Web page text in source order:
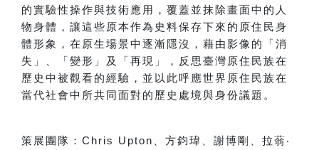
的實驗性操作與技術應用，覆蓋並抹除畫面中的人
物身體，讓這些原本作為史料保存下來的原住民身
體形象，在原生場景中逐漸隱沒，藉由影像的「消
失」、「變形」及「再現」，反思臺灣原住民族在
歷史中被觀看的經驗，並以此呼應世界原住民族在
當代社會中所共同面對的歷史處境與身份議題。
策展團隊： Chris Upton 、方鈞瑋、謝博剛、拉蓊 ‧